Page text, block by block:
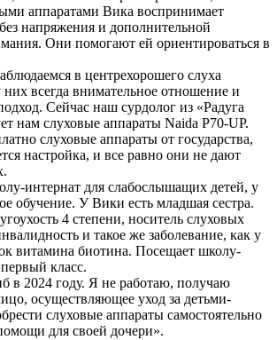
аппаратами Вика воспринимает
напряжения и дополнительной
Они помогают ей ориентироваться в
в центрехорошего слуха
них всегда внимательное отношение и
Сейчас наш сурдолог из «Радуга
нам слуховые аппараты Naida P70-UP.
слуховые аппараты от государства,
настройка, и все равно они не дают
интернат для слабослышащих детей, у
обучение. У Вики есть младшая сестра.
4 степени, носитель слуховых
и такое же заболевание, как у
витамина биотина. Посещает школу-
класс.
в 2024 году. Я не работаю, получаю
осуществляющее уход за детьми-
слуховые аппараты самостоятельно
для своей дочери».